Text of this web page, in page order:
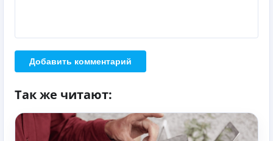
Добавить комментарий
Так же читают: